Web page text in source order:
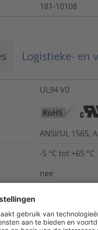
181-10108
Logistieke- en
UL94 V0
ANSI/UL 1565,
-5 °C tot +65 °C
nee
ja